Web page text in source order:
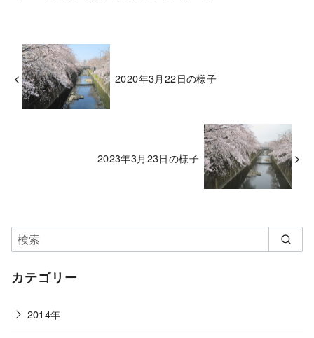
2020年3月22日の様子
2023年3月23日の様子
カテゴリー
2014年